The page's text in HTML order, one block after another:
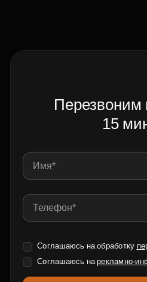
Перезвоним
15
Соглашаюсь на обработку
Соглашаюсь нарекламно-